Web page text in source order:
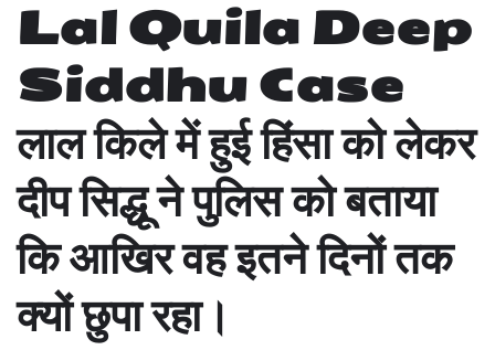
Lal Quila Deep
Siddhu Case
लाल किले में हुई हिंसा को लेकर
दीप सिद्धू ने पुलिस को बताया
कि आखिर वह इतने दिनों तक
क्यों छुपा रहा।